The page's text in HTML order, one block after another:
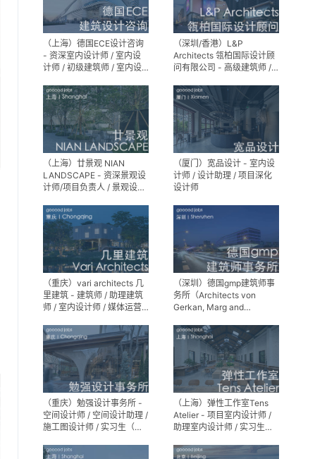
（上海）德国ECE设计咨询
- 资深室内设计师 / 室内设
计师 / 初级建筑师 / 室内设
习生
（深圳/香港）L&P
Architects 瓴柏国际设计顾
问有限公司 - 高级建筑师 /
精装设计师
（上海）廿景观 NIAN
LANDSCAPE - 资深景观设
计师/项目负责人 / 景观设计
（厦门）宽品设计 - 室内设
计师 / 设计助理 / 项目深化
设计师
（重庆）vari architects 几
里建筑 - 建筑师 / 助理建筑
师 / 室内设计师 / 媒体运营
（深圳）德国gmp建筑师事
务所（Architects von
Gerkan, Marg and
（重庆）勉强设计事务所 -
空间设计师 / 空间设计助理 /
施工图设计师 / 实习生（长
（上海）弹性工作室Tens
Atelier - 项目室内设计师 /
助理室内设计师 / 实习生